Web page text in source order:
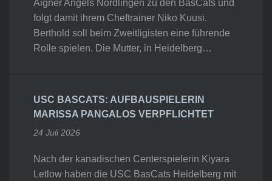
Aigner Angels Nördlingen zu den BasCats und
folgt damit ihrem Cheftrainer Niko Kuusi.
Berthold soll beim Zweitligisten eine führende
Rolle spielen. Die Mutter, in Heidelberg…
USC BASCATS: AUFBAUSPIELERIN
MARISSA PANGALOS VERPFLICHTET
24 Juli 2026
Nach der kanadischen Centerspielerin Kiyara
Letlow haben die USC BasCats Heidelberg mit